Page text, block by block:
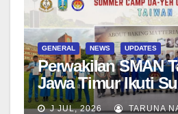
GENERAL NEWS UPDATES
Perwakilan SMAN
Jawa Timur Ikuti
di Da-Yeh
J JUL, 2026 TARUNA